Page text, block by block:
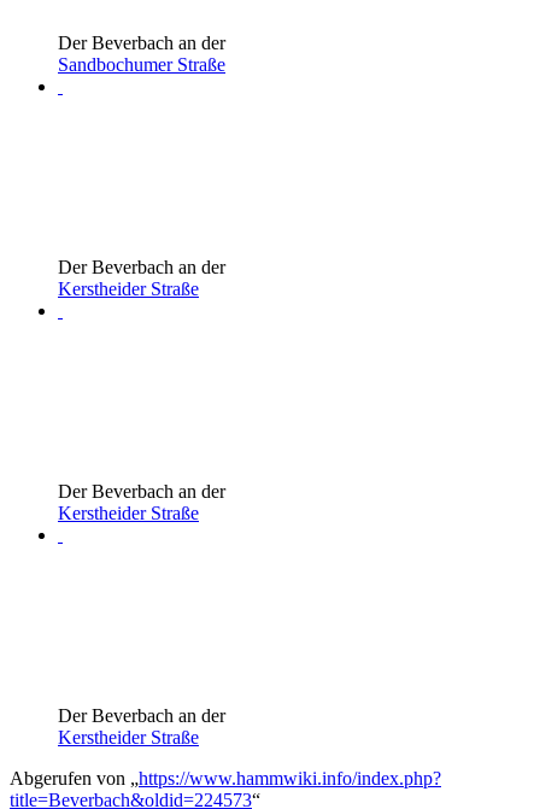
Der Beverbach an der
Sandbochumer Straße
Der Beverbach an der
Kerstheider Straße
Der Beverbach an der
Kerstheider Straße
Der Beverbach an der
Kerstheider Straße
Abgerufen von „https://www.hammwiki.info/index.php?
title=Beverbach&oldid=224573“